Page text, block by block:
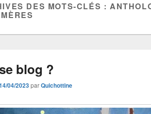
DES MOTS-CLÉS :
blog ?
04/2023parQuichottine